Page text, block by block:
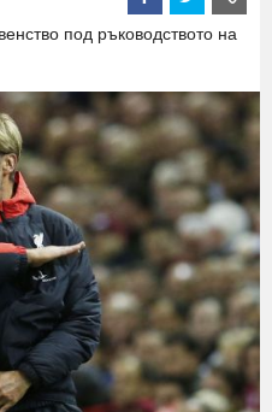
под ръководството на